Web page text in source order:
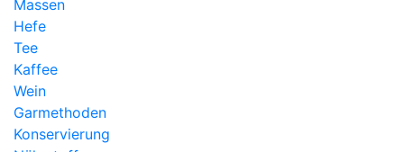
Massen
Hefe
Tee
Kaffee
Wein
Garmethoden
Konservierung